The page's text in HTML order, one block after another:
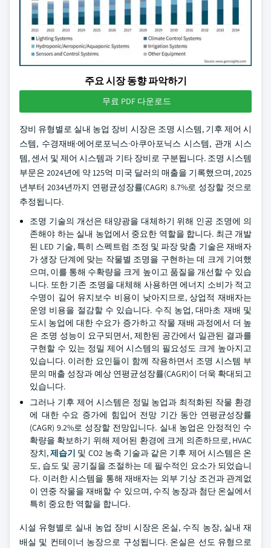
주요 시장 동향 파악하기
무료 PDF 다운로드
장비 유형별로 실내 농업 장비 시장은 조명 시스템, 기후 제어 시
스템, 수경재배·에어로포닉스·아쿠아포닉스 시스템, 관개 시스
템, 센서 및 제어 시스템과 기타 장비로 구분됩니다. 조명 시스템
부문은 2024년에 약 125억 미국 달러의 매출을 기록했으며, 2025
년부터 2034년까지 연평균성장률(CAGR) 8.7%로 성장할 것으로
추정됩니다.
조명 기술의 개선은 태양광을 대체하기 위해 인공 조명에 의
존해야 하는 실내 농업에서 중요한 역할을 합니다. 최근 개발
된 LED 기술, 특히 스펙트럼 조정 및 파장 맞춤 기술은 재배자
가 생장 단계에 맞는 작물별 조명을 구현하는 데 크게 기여했
으며, 이를 통해 수확량을 크게 높이고 품질을 개선할 수 있습
니다. 또한 기존 조명을 대체해 사용하면 에너지 소비가 적고
수명이 길어 유지보수 비용이 낮아지므로, 상업적 재배자는
운영 비용을 절감할 수 있습니다. 수직 농업, 대마초 재배 및
도시 농업에 대한 수요가 증가하고 작물 재배 과정에서 더 높
은 조명 성능이 요구되면서, 제한된 공간에서 일관된 결과를
구현할 수 있는 정밀 제어 시스템의 필요성도 크게 높아지고
있습니다. 이러한 요인들이 함께 작용하면서 조명 시스템 부
문의 매출 성장과 예상 연평균성장률(CAGR)이 더욱 확대되고
있습니다.
그러나 기후 제어 시스템은 정밀 농업과 최적화된 작물 환경
에 대한 수요 증가에 힘입어 전망 기간 동안 연평균성장률
(CAGR) 9.2%로 성장할 전망입니다. 실내 농업은 안정적인 수
확량을 확보하기 위해 제어된 환경에 크게 의존하므로, HVAC
장치,제습기 및 CO2 농축 기술과 같은 기후 제어 시스템은 온
도, 습도 및 공기질을 조절하는 데 필수적인 요소가 되었습니
다. 이러한 시스템을 통해 재배자는 외부 기상 조건과 관계없
이 연중 작물을 재배할 수 있으며, 수직 농장과 첨단 온실에서
특히 중요한 역할을 합니다.
시설 유형별로 실내 농업 장비 시장은 온실, 수직 농장, 실내 재
배실 및 컨테이너 농장으로 구성됩니다. 온실은 선도 유형으로